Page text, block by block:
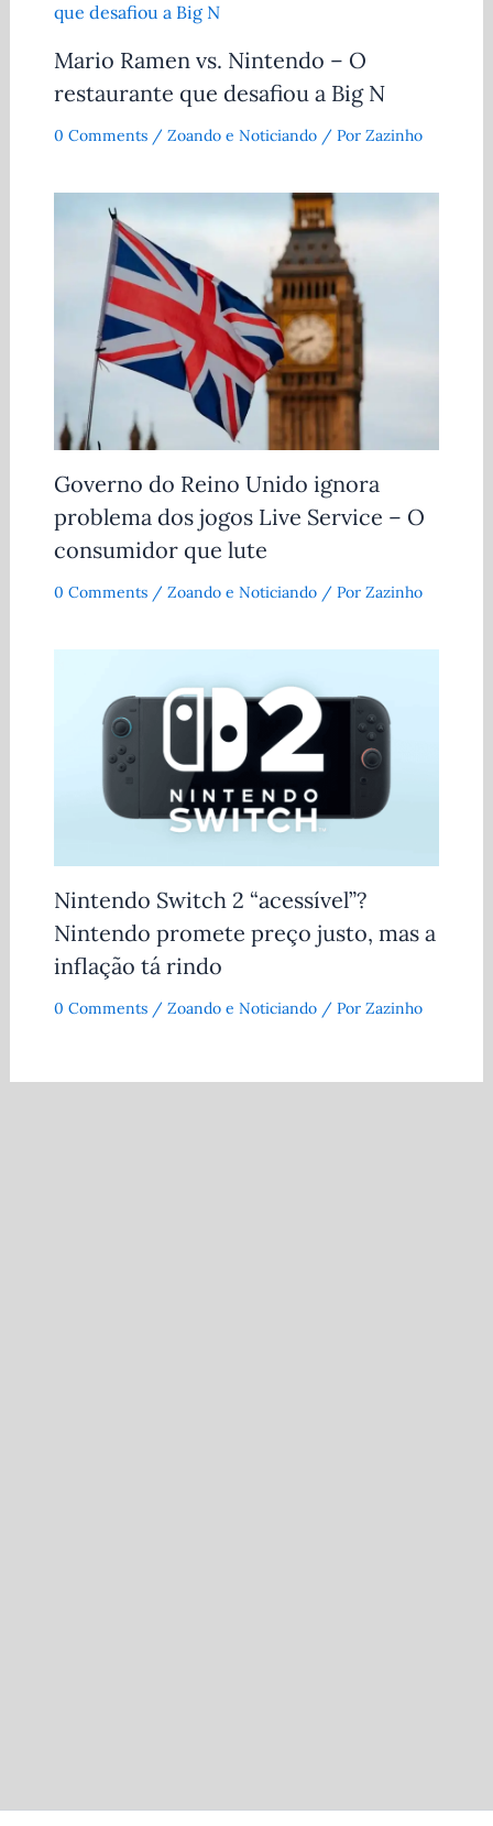
Mario Ramen vs. Nintendo – O
restaurante que desafiou a Big N
0 Comments / Zoando e Noticiando/ Por Zazinho
Governo do Reino Unido ignora
problema dos jogos Live Service – O
consumidor que lute
0 Comments / Zoando e Noticiando/ Por Zazinho
Nintendo Switch 2 “acessível”?
Nintendo promete preço justo, mas a
inflação tá rindo
0 Comments / Zoando e Noticiando/ Por Zazinho